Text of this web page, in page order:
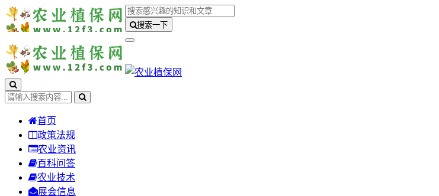
搜索一下
首页
政策法规
农业资讯
百科问答
农业技术
展会信息